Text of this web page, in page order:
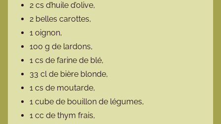
2 cs d’huile d’olive,
2 belles carottes,
1 oignon,
100 g de lardons,
1 cs de farine de blé,
33 cl de bière blonde,
1 cs de moutarde,
1 cube de bouillon de légumes,
1 cc de thym frais,